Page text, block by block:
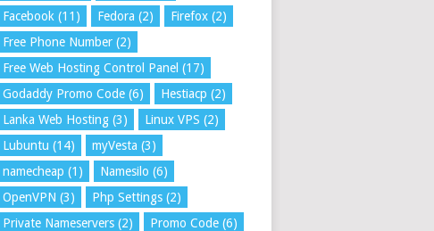
Facebook (11) Fedora (2) Firefox (2)
Free Phone Number (2)
Free Web Hosting Control Panel (17)
Godaddy Promo Code (6) Hestiacp (2)
Lanka Web Hosting (3) Linux VPS (2)
Lubuntu (14) myVesta (3)
namecheap (1) Namesilo (6)
OpenVPN (3) Php Settings (2)
Private Nameservers (2) Promo Code (6)